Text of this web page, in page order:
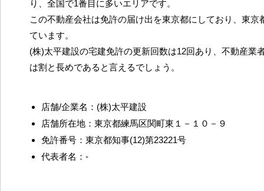
り、全国で1番目に多いエリアです。
この不動産会社は免許の届け出を東京都にしており、東京
ています。
(株)太平建設の宅建免許の更新回数は12回あり、不動産業
は割と長めであると言えるでしょう。
店舗/企業名：(株)太平建設
店舗所在地：東京都練馬区関町東１－１０－９
免許番号：東京都知事(12)第23221号
代表者名：-